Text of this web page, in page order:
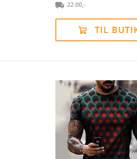
22.00,-
TIL